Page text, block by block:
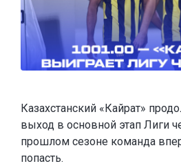
Казахстанский «Кайрат»
выход в основной этап Лиги
прошлом сезоне команда
попасть.